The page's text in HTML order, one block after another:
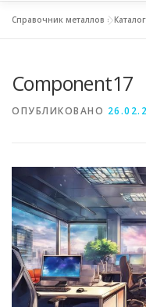
МЕТАЛЛЫ И
СВОЙСТВА
СТАТЬИ
Справочник металлов »
Component17
ОПУБЛИКОВАНО